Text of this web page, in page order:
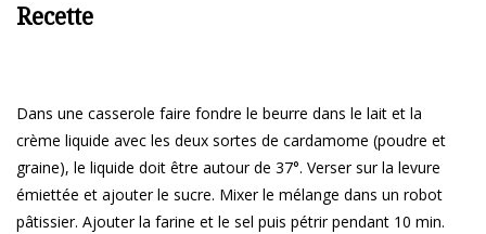
Recette
Dans une casserole faire fondre le beurre dans le lait et la
crème liquide avec les deux sortes de cardamome (poudre et
graine), le liquide doit être autour de 37°. Verser sur la levure
émiettée et ajouter le sucre. Mixer le mélange dans un robot
pâtissier. Ajouter la farine et le sel puis pétrir pendant 10 min.